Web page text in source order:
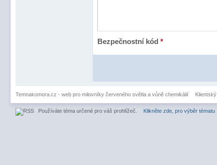
Bezpečnostní kód *
Temnakomora.cz - web pro milovníky červeného světla a vůně chemikálií
Používáte téma určené pro váš prohlížeč. Klikněte zde, pro výběr tématu